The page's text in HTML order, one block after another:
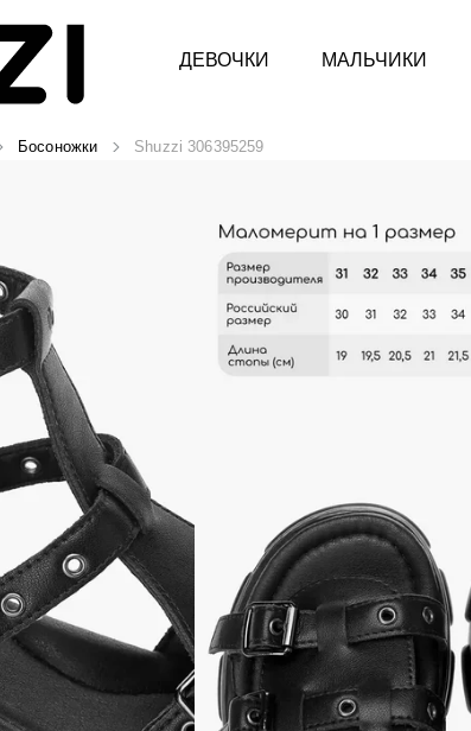
ДЕВОЧКИ МАЛЬЧИКИ
Босоножки Shuzzi 306395259